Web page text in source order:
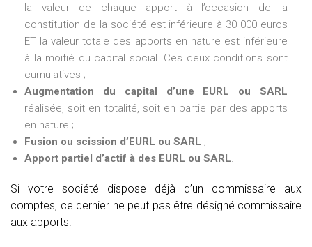
la valeur de chaque apport à l’occasion de la
constitution de la société est inférieure à 30 000 euros
ET la valeur totale des apports en nature est inférieure
à la moitié du capital social. Ces deux conditions sont
cumulatives ;
Augmentation du capital d’une EURL ou SARL
réalisée, soit en totalité, soit en partie par des apports
en nature ;
Fusion ou scission d’EURL ou SARL ;
Apport partiel d’actif à des EURL ou SARL.
Si votre société dispose déjà d’un commissaire aux
comptes, ce dernier ne peut pas être désigné commissaire
aux apports.